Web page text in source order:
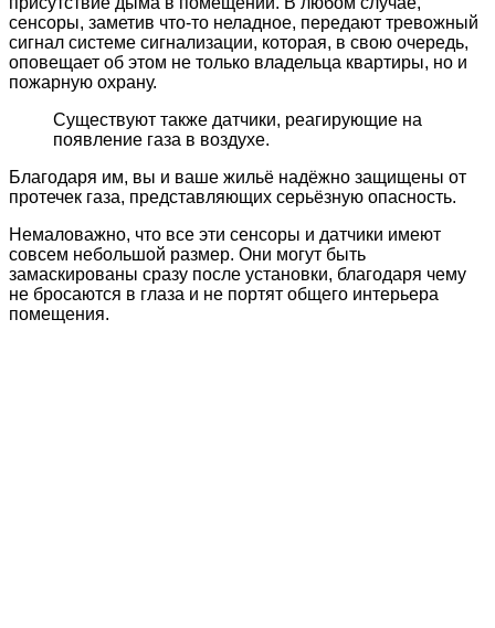
сенсоры, заметив что-то неладное, передают тревожный
сигнал системе сигнализации, которая, в свою очередь,
оповещает об этом не только владельца квартиры, но и
пожарную охрану.
Существуют также датчики, реагирующие на
появление газа в воздухе.
Благодаря им, вы и ваше жильё надёжно защищены от
протечек газа, представляющих серьёзную опасность.
Немаловажно, что все эти сенсоры и датчики имеют
совсем небольшой размер. Они могут быть
замаскированы сразу после установки, благодаря чему
не бросаются в глаза и не портят общего интерьера
помещения.